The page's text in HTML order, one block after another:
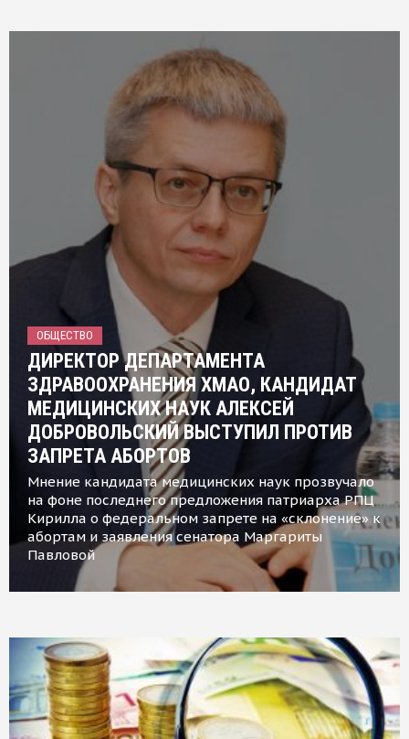
ОБЩЕСТВО
ДИРЕКТОР ДЕПАРТАМЕНТА
ЗДРАВООХРАНЕНИЯ ХМАО, КАНДИДАТ
МЕДИЦИНСКИХ НАУК АЛЕКСЕЙ
ДОБРОВОЛЬСКИЙ ВЫСТУПИЛ ПРОТИВ
ЗАПРЕТА АБОРТОВ
Мнение кандидата медицинских наук прозвучало
на фоне последнего предложения патриарха РПЦ
Кирилла о федеральном запрете на «склонение» к
абортам и заявления сенатора Маргариты
Павловой